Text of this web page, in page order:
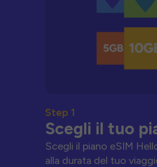
Step 1
Scegli il tuo
Scegli il piano eSIM
alla durata del tuo